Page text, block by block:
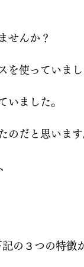
せんか？
を使っていま
いました。
のだと思いま
の３つの特徴